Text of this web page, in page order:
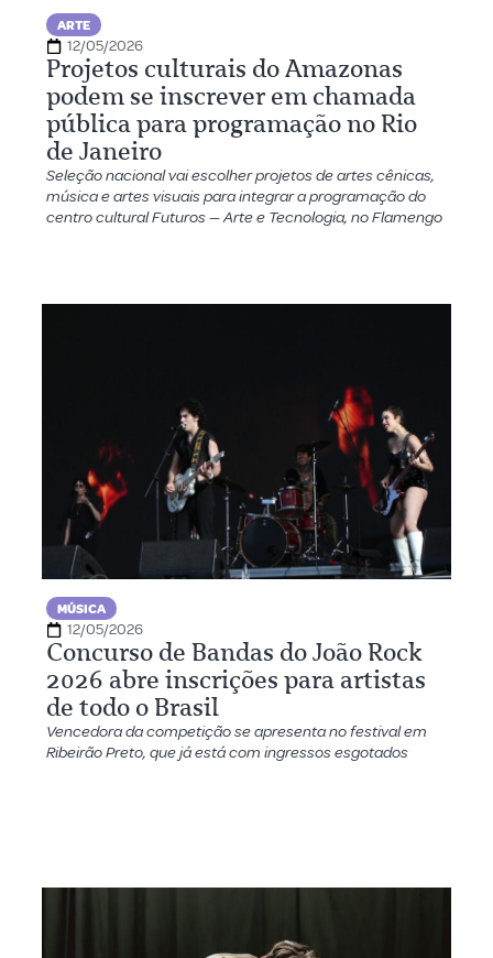
ARTE
12/05/2026
Projetos culturais do Amazonas
podem se inscrever em chamada
pública para programação no Rio
de Janeiro
Seleção nacional vai escolher projetos de artes cênicas,
música e artes visuais para integrar a programação do
centro cultural Futuros — Arte e Tecnologia, no Flamengo
MÚSICA
12/05/2026
Concurso de Bandas do João Rock
2026 abre inscrições para artistas
de todo o Brasil
Vencedora da competição se apresenta no festival em
Ribeirão Preto, que já está com ingressos esgotados